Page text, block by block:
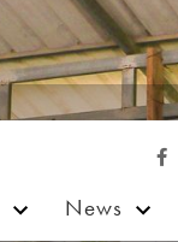

News